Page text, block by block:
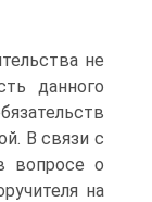
не
данного
В связи с
вопросе о
на